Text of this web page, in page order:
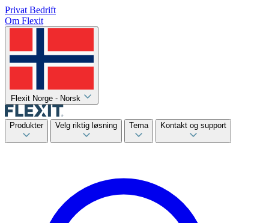
Privat Bedrift
Om Flexit
Flexit Norge - Norsk
Produkter Velg riktig løsning Tema Kontakt og support